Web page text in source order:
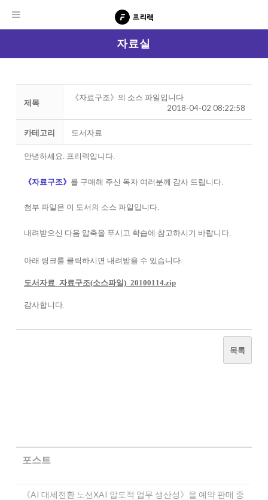
자료실
제목
《자료구조》의 소스 파일입니다
2018-04-02 08:22:58
카테고리 도서자료
안녕하세요. 프리렉입니다.
《자료구조》 를 구매해 주신 독자 여러분께 감사 드립니다.
첨부 파일은 이 도서의 소스 파일입니다.
내려받으신 다음 압축을 푸시고 학습에 참고하시기 바랍니다.
아래 링크를 클릭하시면 내려받을 수 있습니다.
도서자료_자료구조(소스파일)_20100114.zip
감사합니다.
목록
포스트
《AI 대세전환 노션XAI 압도적 업무 생산성》을 예약 판매 중